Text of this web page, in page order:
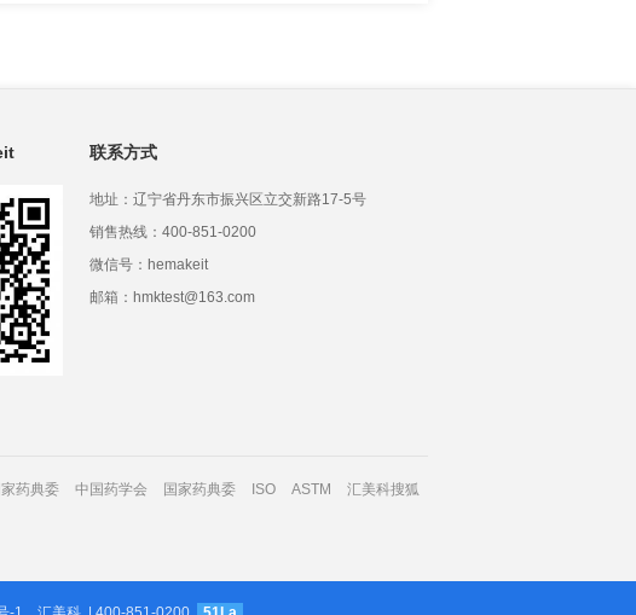
联系方式
地址：辽宁省丹东市振兴区立交新路17-5号
销售热线：400-851-0200
微信号：hemakeit
邮箱：hmktest@163.com
家药典委 中国药学会 国家药典委 ISO ASTM
汇美科搜狐